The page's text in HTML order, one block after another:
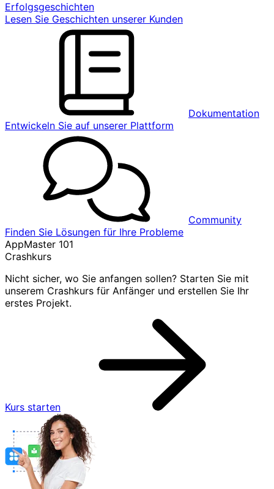
Erfolgsgeschichten
Lesen Sie Geschichten unserer Kunden
Dokumentation
Entwickeln Sie auf unserer Plattform
Community
Finden Sie Lösungen für Ihre Probleme
AppMaster 101
Crashkurs
Nicht sicher, wo Sie anfangen sollen? Starten Sie mit
unserem Crashkurs für Anfänger und erstellen Sie Ihr
erstes Projekt.
Kurs starten